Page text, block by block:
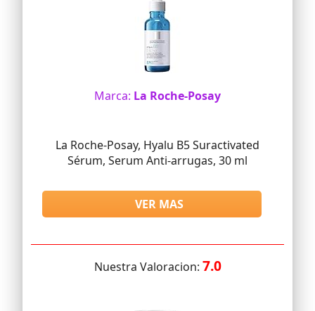
Marca: La Roche-Posay
La Roche-Posay, Hyalu B5 Suractivated
Sérum, Serum Anti-arrugas, 30 ml
VER MAS
Nuestra Valoracion: 7.0